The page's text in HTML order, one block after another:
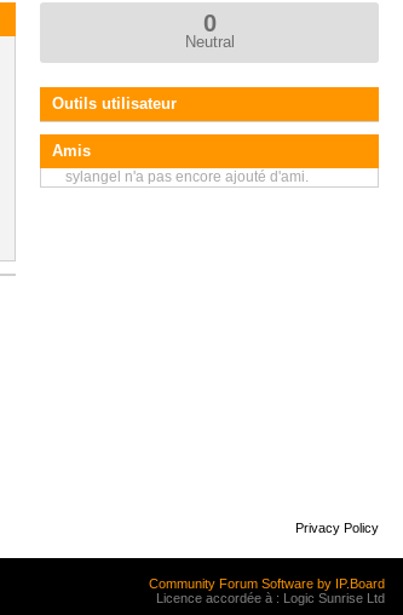
0
Neutral
Outils utilisateur
Amis
sylangel n'a pas encore ajouté d'ami.
Privacy Policy
Community Forum Software by IP.Board
Licence accordée à : Logic Sunrise Ltd